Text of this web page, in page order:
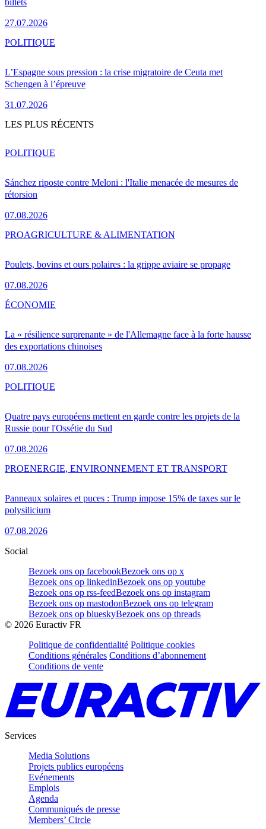
27.07.2026
L’Espagne sous pression : la crise migratoire de Ceuta met
Schengen à l’épreuve
31.07.2026
POLITIQUE
LES PLUS RÉCENTS
Sánchez riposte contre Meloni : l'Italie menacée de mesures de
rétorsion
07.08.2026
POLITIQUE
Poulets, bovins et ours polaires : la grippe aviaire se propage
07.08.2026
PROAGRICULTURE & ALIMENTATION
La « résilience surprenante » de l'Allemagne face à la forte hausse
des exportations chinoises
07.08.2026
ÉCONOMIE
Quatre pays européens mettent en garde contre les projets de la
Russie pour l'Ossétie du Sud
07.08.2026
POLITIQUE
Panneaux solaires et puces : Trump impose 15% de taxes sur le
polysilicium
07.08.2026
PROENERGIE, ENVIRONNEMENT ET TRANSPORT
Social
Bezoek ons op facebookBezoek ons op x
Bezoek ons op linkedinBezoek ons op youtube
Bezoek ons op rss-feedBezoek ons op instagram
Bezoek ons op mastodonBezoek ons op telegram
Bezoek ons op blueskyBezoek ons op threads
© 2026 Euractiv FR
Politique de confidentialité Politique cookies
Conditions générales Conditions d’abonnement
Conditions de vente
Services
Media Solutions
Projets publics européens
Evénements
Emplois
Agenda
Communiqués de presse
Members’ Circle